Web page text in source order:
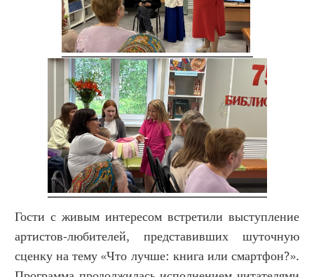
Гости с живым интересом встретили выступление
артистов‑любителей, представивших шуточную
сценку на тему «Что лучше: книга или смартфон?».